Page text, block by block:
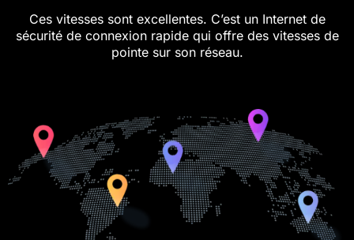
Ces vitesses sont excellentes. C’est un Internet de
sécurité de connexion rapide qui offre des vitesses de
pointe sur son réseau.